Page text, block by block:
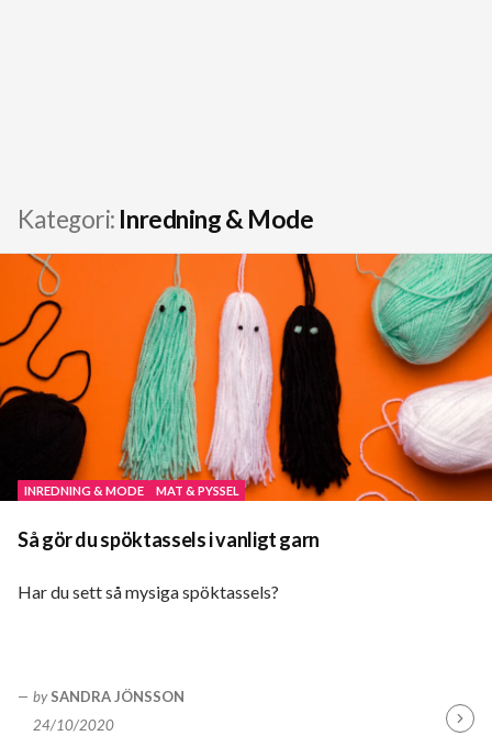
Kategori: Inredning & Mode
INREDNING & MODE MAT & PYSSEL
Så gör du spöktassels i vanligt garn
Har du sett så mysiga spöktassels?
by SANDRA JÖNSSON
24/10/2020